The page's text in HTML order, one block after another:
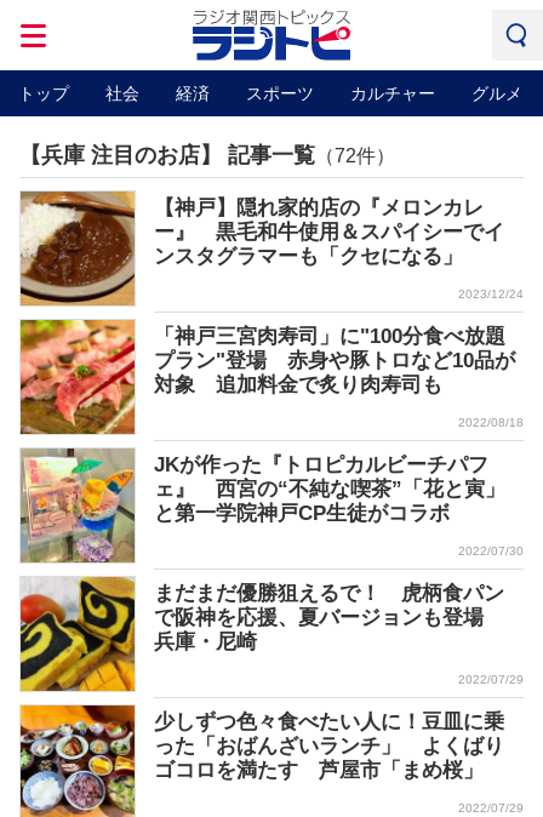
トップ 社会 経済 スポーツ カルチャー グルメ
【兵庫 注目のお店】 記事一覧 （72件）
【神戸】隠れ家的店の『メロンカレ
ー』 黒毛和牛使用＆スパイシーでイ
ンスタグラマーも「クセになる」
2023/12/24
「神戸三宮肉寿司」に"100分食べ放題
プラン"登場 赤身や豚トロなど10品が
対象 追加料金で炙り肉寿司も
2022/08/18
JKが作った『トロピカルビーチパフ
ェ』 西宮の“不純な喫茶”「花と寅」
と第一学院神戸CP生徒がコラボ
2022/07/30
まだまだ優勝狙えるで！ 虎柄食パン
で阪神を応援、夏バージョンも登場
兵庫・尼崎
2022/07/29
少しずつ色々食べたい人に！豆皿に乗
った「おばんざいランチ」 よくばり
ゴコロを満たす 芦屋市「まめ桜」
2022/07/29